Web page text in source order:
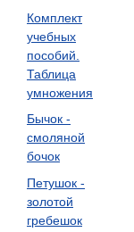
Комплект
учебных
пособий.
Таблица
умножения
Бычок -
смоляной
бочок
Петушок -
золотой
гребешок